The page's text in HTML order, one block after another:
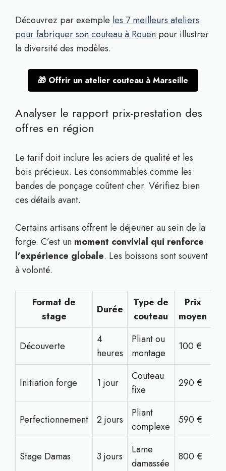
Découvrez par exemple les 7 meilleurs ateliers
pour fabriquer son couteau à Rouen pour illustrer
la diversité des modèles.
🎁 Offrir un atelier couteau à Marseille
Analyser le rapport prix-prestation des
offres en région
Le tarif doit inclure les aciers de qualité et les
bois précieux. Les consommables comme les
bandes de ponçage coûtent cher. Vérifiez bien
ces détails avant.
Certains artisans offrent le déjeuner au sein de la
forge. C’est un moment convivial qui renforce
l’expérience globale. Les boissons sont souvent
à volonté.
Format de
stage
Durée
Type de
couteau
Prix
moyen
Découverte
4
heures
Pliant ou
montage
100 €
Initiation forge 1 jour
Couteau
fixe
290 €
Perfectionnement 2 jours
Pliant
complexe
590 €
Stage Damas 3 jours
Lame
damassée
800 €